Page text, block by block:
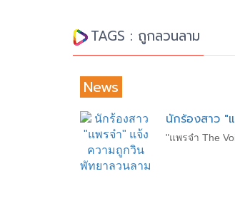
TAGS : ถูกลวนลาม
News
นักร้องสาว "
"แพรจ๋า The